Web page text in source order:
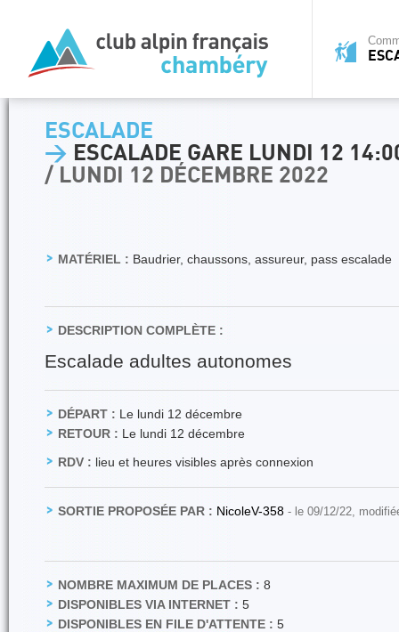
ESCALADE
> ESCALADE GARE LUNDI 12
/ LUNDI 12 DÉCEMBRE 2022
MATÉRIEL : Baudrier, chaussons, assureur, pass escalade
DESCRIPTION COMPLÈTE :
Escalade adultes autonomes
DÉPART : Le lundi 12 décembre
RETOUR : Le lundi 12 décembre
RDV : lieu et heures visibles après connexion
SORTIE PROPOSÉE PAR : NicoleV-358 - le 09/12/22,
NOMBRE MAXIMUM DE PLACES : 8
DISPONIBLES VIA INTERNET : 5
DISPONIBLES EN FILE D'ATTENTE : 5